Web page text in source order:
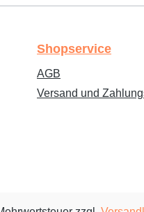
Shopservice
AGB
Versand und